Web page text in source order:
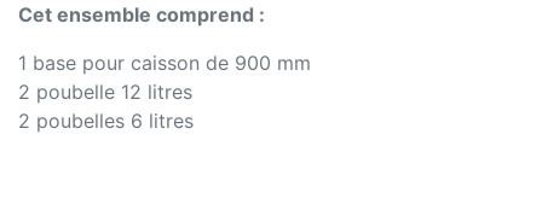
Cet ensemble comprend :
1 base pour caisson de 900 mm
2 poubelle 12 litres
2 poubelles 6 litres